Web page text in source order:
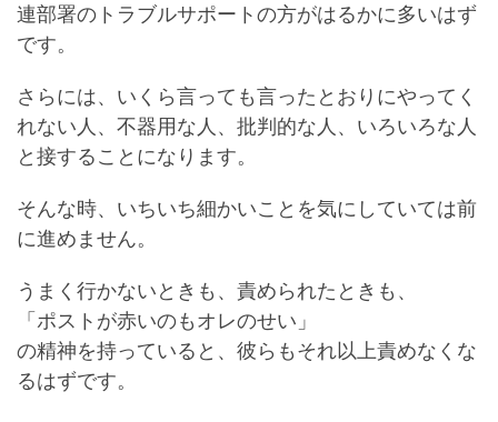
連部署のトラブルサポートの方がはるかに多いはず
です。
さらには、いくら言っても言ったとおりにやってく
れない人、不器用な人、批判的な人、いろいろな人
と接することになります。
そんな時、いちいち細かいことを気にしていては前
に進めません。
うまく行かないときも、責められたときも、
「ポストが赤いのもオレのせい」
の精神を持っていると、彼らもそれ以上責めなくな
るはずです。